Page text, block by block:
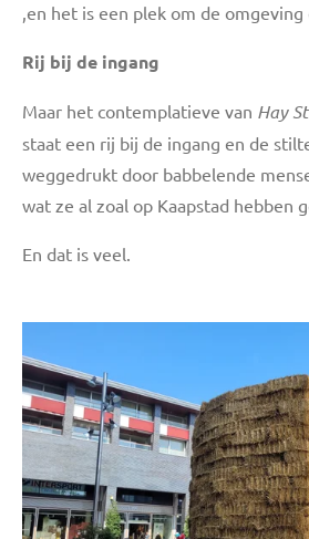
,en het is een plek om de
Rij bij de ingang
Maar het contemplatieve van Hay
staat een rij bij de ingang en de
weggedrukt door babbelende
wat ze al zoal op Kaapstad hebben
En dat is veel.